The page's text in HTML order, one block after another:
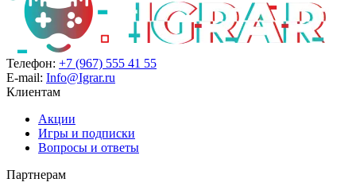
Телефон: +7 (967) 555 41 55
E-mail: Info@Igrar.ru
Клиентам
Акции
Игры и подписки
Вопросы и ответы
Партнерам